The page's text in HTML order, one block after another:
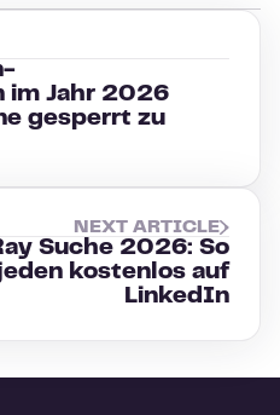
im Jahr 2026
gesperrt zu
NEXT ARTICLE
Suche 2026: So
kostenlos auf
LinkedIn